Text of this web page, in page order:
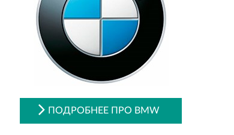
ПОДРОБНЕЕ ПРО BMW